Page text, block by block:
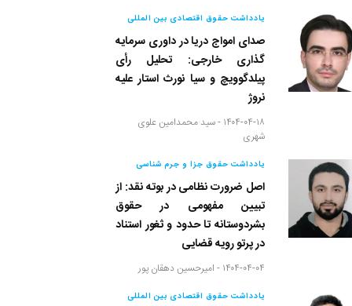
یادداشت حقوق اقتصادی بین المللی
صدای امواج دریا در داوری سرمایه
گذاری خارجی: تحلیل رأی
پیلدگوویچ و سیا نورث استار علیه
نروژ
۱۴۰۴-۰۴-۱۸ - سید محمدامین علوی
شهری
یادداشت حقوق جزا و جرم شناسی
اصل ضرورت نظامی در بوته نقد: از
تبیین مفهومی در حقوق
بشردوستانه تا حدود و ثغور استناد
در پرتو رویه قضایی
۱۴۰۴-۰۴-۰۴ - امیرحسین دهقان پور
یادداشت حقوق اقتصادی بین المللی